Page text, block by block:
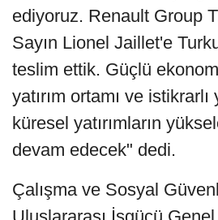
ediyoruz. Renault Group
Sayın Lionel Jaillet'e
teslim ettik. Güçlü
yatırım ortamı ve istikrarlı
küresel yatırımların
devam edecek" dedi.
Çalışma ve Sosyal